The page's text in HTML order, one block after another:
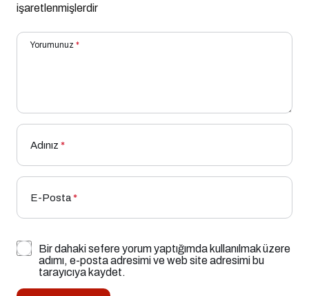
işaretlenmişlerdir
Yorumunuz *
Adınız *
E-Posta*
Bir dahaki sefere yorum yaptığımda kullanılmak üzere
adımı, e-posta adresimi ve web site adresimi bu
tarayıcıya kaydet.